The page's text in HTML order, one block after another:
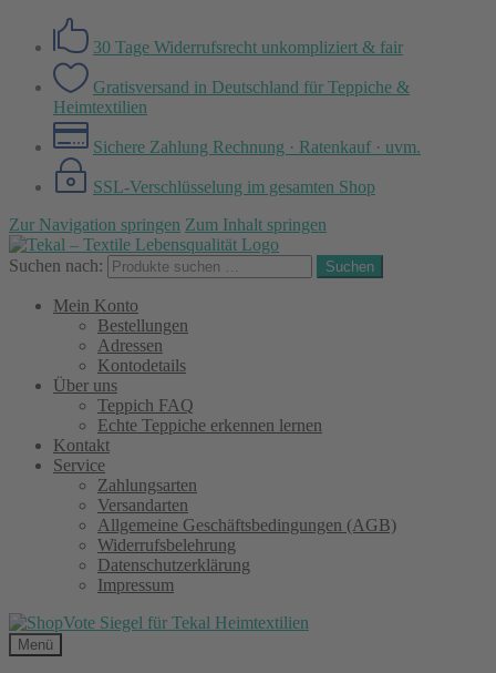
30 Tage Widerrufsrecht unkompliziert & fair
Gratisversand in Deutschland für Teppiche &
Heimtextilien
Sichere Zahlung Rechnung · Ratenkauf · uvm.
SSL-Verschlüsselung im gesamten Shop
Zur Navigation springen Zum Inhalt springen
Suchen nach: Suchen
Mein Konto
Bestellungen
Adressen
Kontodetails
Über uns
Teppich FAQ
Echte Teppiche erkennen lernen
Kontakt
Service
Zahlungsarten
Versandarten
Allgemeine Geschäftsbedingungen (AGB)
Widerrufsbelehrung
Datenschutzerklärung
Impressum
Menü